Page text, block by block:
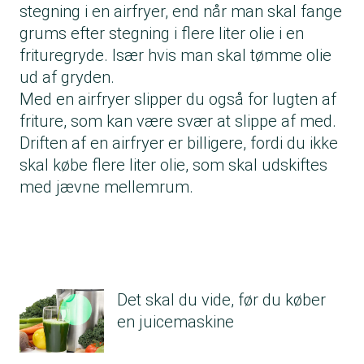
stegning i en airfryer, end når man skal fange
grums efter stegning i flere liter olie i en
frituregryde. Især hvis man skal tømme olie
ud af gryden.
Med en airfryer slipper du også for lugten af
friture, som kan være svær at slippe af med.
Driften af en airfryer er billigere, fordi du ikke
skal købe flere liter olie, som skal udskiftes
med jævne mellemrum.
Det skal du vide, før du køber
en juicemaskine